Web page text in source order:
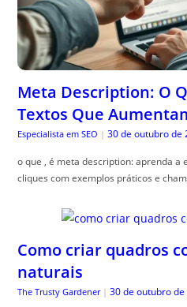
Meta Description: O
Textos Que
Especialista em SEO | 30 de outubro de
o que , é meta description: aprenda
cliques com exemplos práticos e
Como criar quadros
naturais
The Trusty Gardener | 30 de outubro de